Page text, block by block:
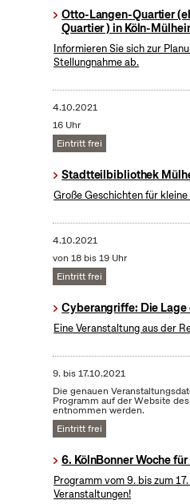
Otto-Langen-Quartier
Quartier ) in Köln-
Informieren Sie sich zur
Stellungnahme ab.
4.10.2021
16 Uhr
Eintritt frei
Stadtteilbibliothek
Große Geschichten für
4.10.2021
von 18 bis 19 Uhr
Eintritt frei
Cyberangriffe: Die Lage
Eine Veranstaltung aus der
9. bis17.10.2021
Die genauen
Programm auf der Website
entnommen werden.
Eintritt frei
6. KölnBonner Woche
Programm vom 9. bis zum
Veranstaltungen!